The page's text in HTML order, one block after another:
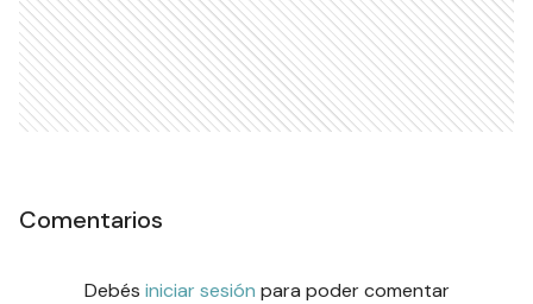
Comentarios
Debés iniciar sesión para poder comentar